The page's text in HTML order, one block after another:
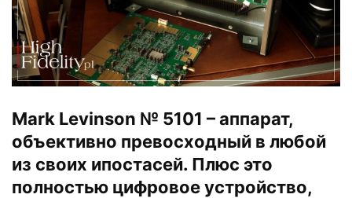
Mark Levinson № 5101 – аппарат,
объективно превосходный в любой
из своих ипостасей. Плюс это
полностью цифровое устройство,